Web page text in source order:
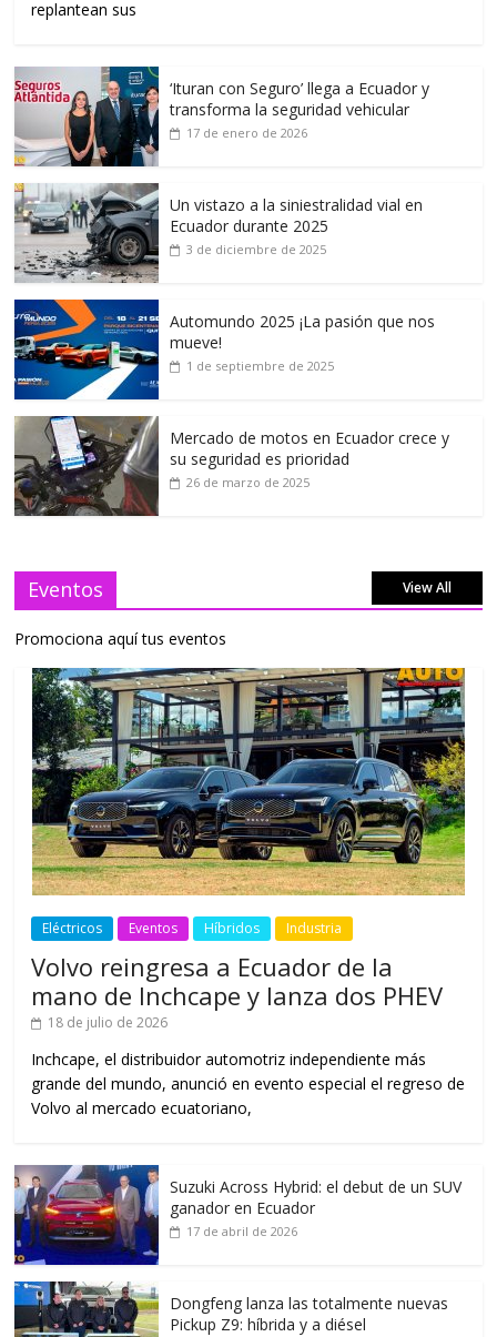
replantean sus
‘Ituran con Seguro’ llega a Ecuador y
transforma la seguridad vehicular
17 de enero de 2026
Un vistazo a la siniestralidad vial en
Ecuador durante 2025
3 de diciembre de 2025
Automundo 2025 ¡La pasión que nos
mueve!
1 de septiembre de 2025
Mercado de motos en Ecuador crece y
su seguridad es prioridad
26 de marzo de 2025
Eventos View All
Promociona aquí tus eventos
Eléctricos Eventos Híbridos Industria
Volvo reingresa a Ecuador de la
mano de Inchcape y lanza dos PHEV
18 de julio de 2026
Inchcape, el distribuidor automotriz independiente más
grande del mundo, anunció en evento especial el regreso de
Volvo al mercado ecuatoriano,
Suzuki Across Hybrid: el debut de un SUV
ganador en Ecuador
17 de abril de 2026
Dongfeng lanza las totalmente nuevas
Pickup Z9: híbrida y a diésel